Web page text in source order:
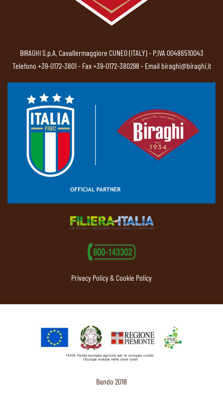
BIRAGHI S.p.A. Cavallermaggiore CUNEO (ITALY) - P.IVA 00486510043
Telefono +39-0172-3801- Fax +39-0172-380298 - Email biraghi@biraghi.it
Privacy Policy & Cookie Policy
Bando 2018